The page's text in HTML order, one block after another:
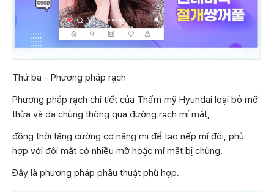
Thứ ba – Phương pháp rạch
Phương pháp rạch chi tiết của Thẩm mỹ Hyundai loại bỏ mỡ
thừa và da chùng thông qua đường rạch mí mắt,
đồng thời tăng cường cơ nâng mi để tạo nếp mí đôi, phù
hợp với đôi mắt có nhiều mỡ hoặc mí mắt bị chùng.
Đây là phương pháp phẫu thuật phù hợp.